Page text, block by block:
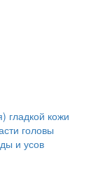
гладкой кожи
головы
и усов